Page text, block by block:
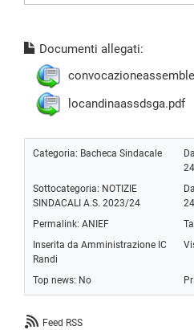
Documenti allegati:
locandinaassdsga.pdf
Categoria: Bacheca Sindacale
Sottocategoria: NOTIZIE
SINDACALI A.S. 2023/24
Permalink: ANIEF
Inserita da Amministrazione IC
Randi
Top news: No
Feed RSS